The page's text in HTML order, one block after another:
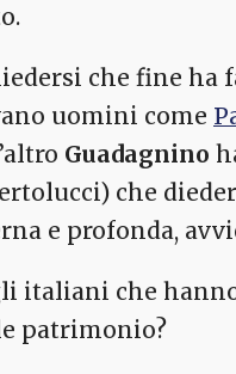
che fine
uomini come
Guadagnino
che
e profonda,
italiani che
patrimonio?